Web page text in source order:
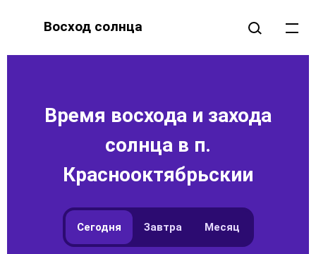
Восход солнца
Время восхода и захода
солнца в п.
Краснооктябрьскии
Сегодня Завтра Месяц